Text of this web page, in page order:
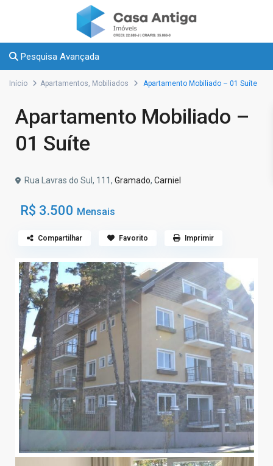
Pesquisa Avançada
Início Apartamentos, Mobiliados Apartamento Mobiliado – 01 Suíte
Apartamento Mobiliado –
01 Suíte
Rua Lavras do Sul, 111,Gramado,Carniel
R$ 3.500 Mensais
Compartilhar Favorito Imprimir